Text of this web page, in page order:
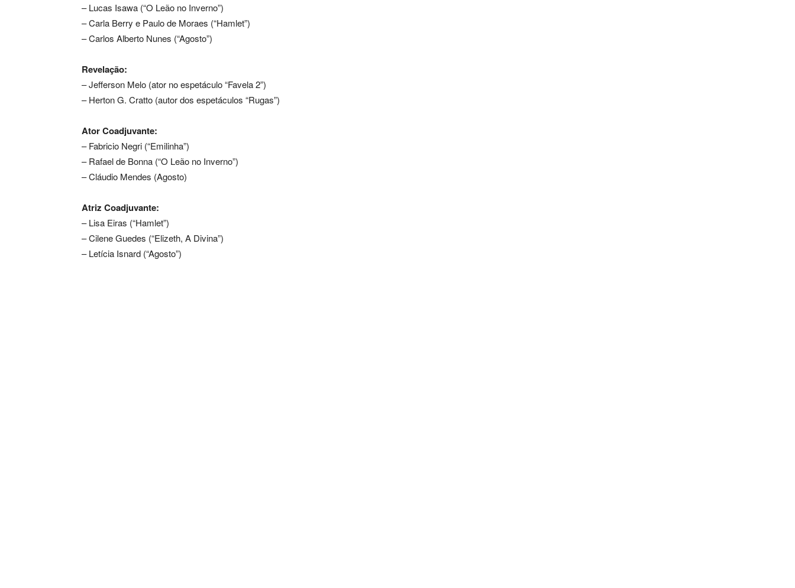
– Lucas Isawa (“O Leão no Inverno”)
– Carla Berry e Paulo de Moraes (“Hamlet”)
– Carlos Alberto Nunes (“Agosto”)
Revelação:
– Jefferson Melo (ator no espetáculo “Favela 2”)
– Herton G. Cratto (autor dos espetáculos “Rugas”)
Ator Coadjuvante:
– Fabricio Negri (“Emilinha”)
– Rafael de Bonna (“O Leão no Inverno”)
– Cláudio Mendes (Agosto)
Atriz Coadjuvante:
– Lisa Eiras (“Hamlet”)
– Cilene Guedes (“Elizeth, A Divina”)
– Letícia Isnard (“Agosto”)